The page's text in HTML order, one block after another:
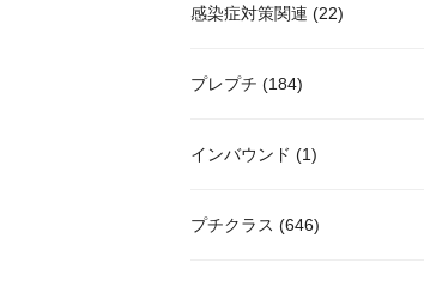
感染症対策関連 (22)
プレプチ (184)
インバウンド (1)
プチクラス (646)